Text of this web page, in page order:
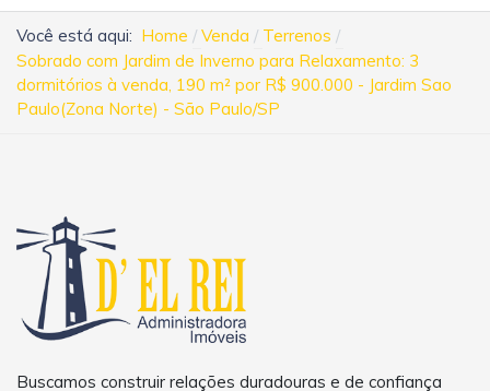
Você está aqui: Home Venda
Terrenos
Sobrado com Jardim de Inverno para Relaxamento: 3
dormitórios à venda, 190 m² por R$ 900.000 - Jardim Sao
Paulo(Zona Norte) - São Paulo/SP
Buscamos construir relações duradouras e de confiança